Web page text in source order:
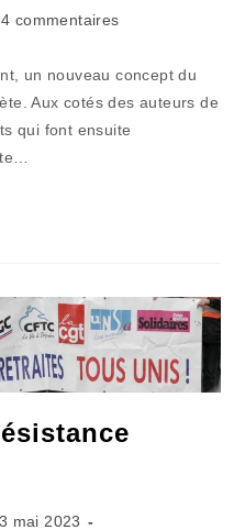
:
:
4 commentaires
un nouveau concept du
Aux cotés des auteurs de
qui font ensuite
3 mai 2023